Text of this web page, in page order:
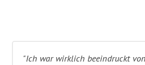
"Ich war wirklich beeindruckt